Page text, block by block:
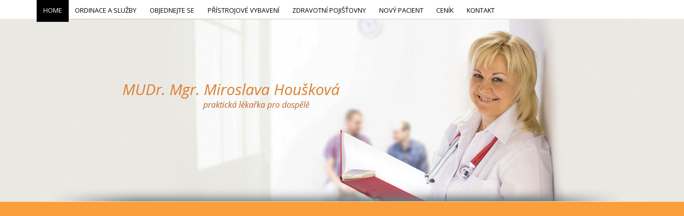
HOME ORDINACE A SLUŽBY OBJEDNEJTE SE PŘÍSTROJOVÉ VYBAVENÍ ZDRAVOTNÍ POJIŠŤOVNY NOVÝ PACIENT CENÍK KONTAKT